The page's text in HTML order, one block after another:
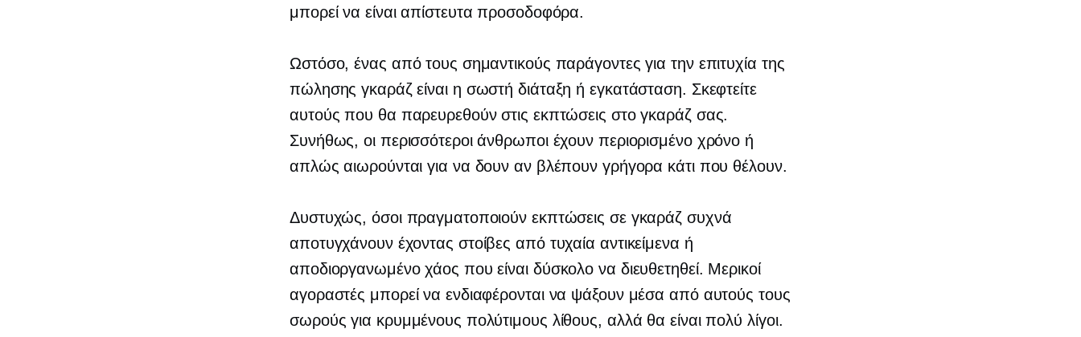
μπορεί να είναι απίστευτα προσοδοφόρα.
Ωστόσο, ένας από τους σημαντικούς παράγοντες για την επιτυχία της
πώλησης γκαράζ είναι η σωστή διάταξη ή εγκατάσταση. Σκεφτείτε
αυτούς που θα παρευρεθούν στις εκπτώσεις στο γκαράζ σας.
Συνήθως, οι περισσότεροι άνθρωποι έχουν περιορισμένο χρόνο ή
απλώς αιωρούνται για να δουν αν βλέπουν γρήγορα κάτι που θέλουν.
Δυστυχώς, όσοι πραγματοποιούν εκπτώσεις σε γκαράζ συχνά
αποτυγχάνουν έχοντας στοίβες από τυχαία αντικείμενα ή
αποδιοργανωμένο χάος που είναι δύσκολο να διευθετηθεί. Μερικοί
αγοραστές μπορεί να ενδιαφέρονται να ψάξουν μέσα από αυτούς τους
σωρούς για κρυμμένους πολύτιμους λίθους, αλλά θα είναι πολύ λίγοι.